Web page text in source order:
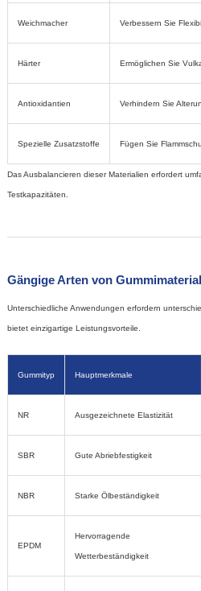
Weichmacher Verbessern Sie
Härter Ermöglichen Sie
Antioxidantien Verhindern Sie
Spezielle Zusatzstoffe Fügen Sie
Das Ausbalancieren dieser Materialien erfordert
Testkapazitäten.
Gängige Arten von
Unterschiedliche Anwendungen erfordern
bietet einzigartige Leistungsvorteile.
Gummityp Hauptmerkmale
NR Ausgezeichnete Elastizität
SBR Gute Abriebfestigkeit
NBR Starke Ölbeständigkeit
EPDM
Hervorragende
Wetterbeständigkeit